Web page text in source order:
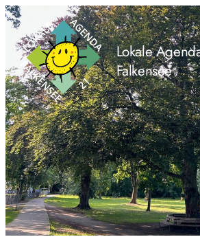
Zum
Inhalt
springen
Lokale
Falkensee